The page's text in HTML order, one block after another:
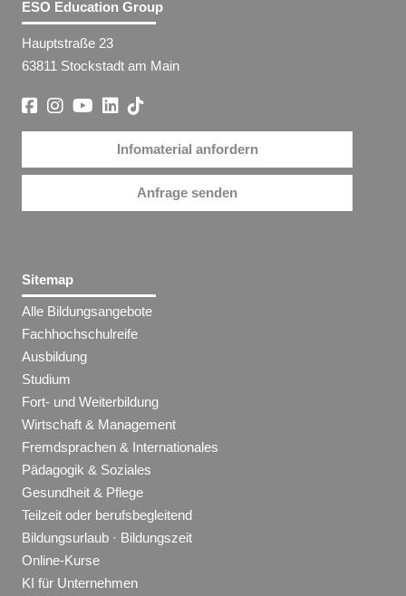
ESO Education Group
Hauptstraße 23
63811 Stockstadt am Main
Infomaterial anfordern
Anfrage senden
Sitemap
Alle Bildungsangebote
Fachhochschulreife
Ausbildung
Studium
Fort- und Weiterbildung
Wirtschaft & Management
Fremdsprachen & Internationales
Pädagogik & Soziales
Gesundheit & Pflege
Teilzeit oder berufsbegleitend
Bildungsurlaub · Bildungszeit
Online-Kurse
KI für Unternehmen